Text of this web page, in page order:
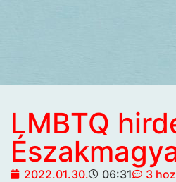
LMBTQ
2022.01.30. 06:31 3